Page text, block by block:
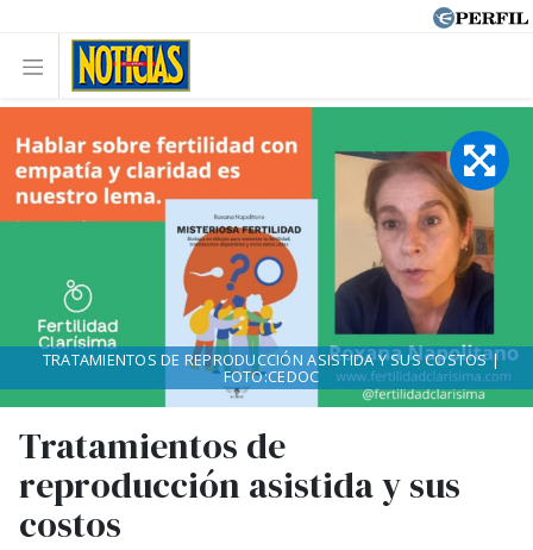
Tratamientos de
reproducción asistida y sus
costos
TRATAMIENTOS DE REPRODUCCIÓN ASISTIDA Y SUS COSTOS |
FOTO:CEDOC